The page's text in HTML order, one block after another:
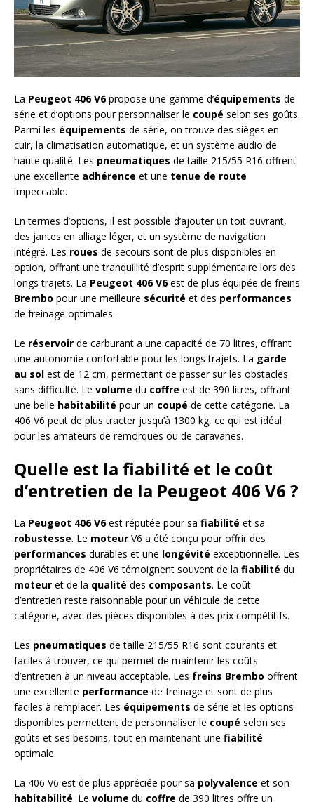
La Peugeot 406 V6propose une gamme d’équipements de
série et d’options pour personnaliser le coupé selon ses goûts.
Parmi les équipements de série, on trouve des sièges en
cuir, la climatisation automatique, et un système audio de
haute qualité. Les pneumatiques de taille 215/55 R16 offrent
une excellente adhérence et une tenue de route
impeccable.
En termes d’options, il est possible d’ajouter un toit ouvrant,
des jantes en alliage léger, et un système de navigation
intégré. Les roues de secours sont de plus disponibles en
option, offrant une tranquillité d’esprit supplémentaire lors des
longs trajets. La Peugeot 406 V6est de plus équipée de freins
Brembo pour une meilleure sécurité et des performances
de freinage optimales.
Le réservoir de carburant a une capacité de 70 litres, offrant
une autonomie confortable pour les longs trajets. La garde
au sol est de 12 cm, permettant de passer sur les obstacles
sans difficulté. Le volume du coffre est de 390 litres, offrant
une belle habitabilité pour un coupé de cette catégorie. La
406 V6 peut de plus tracter jusqu’à 1300 kg, ce qui est idéal
pour les amateurs de remorques ou de caravanes.
Quelle est la fiabilité et le coût
d’entretien de la Peugeot 406 V6 ?
La Peugeot 406 V6est réputée pour sa fiabilité et sa
robustesse. Le moteur V6 a été conçu pour offrir des
performances durables et une longévité exceptionnelle. Les
propriétaires de 406 V6 témoignent souvent de la fiabilité du
moteur et de la qualité des composants. Le coût
d’entretien reste raisonnable pour un véhicule de cette
catégorie, avec des pièces disponibles à des prix compétitifs.
Les pneumatiques de taille 215/55 R16 sont courants et
faciles à trouver, ce qui permet de maintenir les coûts
d’entretien à un niveau acceptable. Les freins Brembo offrent
une excellente performance de freinage et sont de plus
faciles à remplacer. Les équipements de série et les options
disponibles permettent de personnaliser le coupé selon ses
goûts et ses besoins, tout en maintenant une fiabilité
optimale.
La 406 V6 est de plus appréciée pour sa polyvalence et son
habitabilité. Le volume du coffre de 390 litres offre un